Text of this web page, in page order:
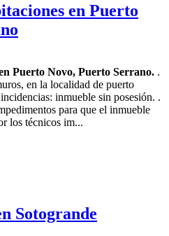
en Puerto
Puerto Novo, Puerto Serrano. .
en la localidad de puerto
inmueble sin posesión. .
para que el inmueble
los técnicos im...
Sotogrande